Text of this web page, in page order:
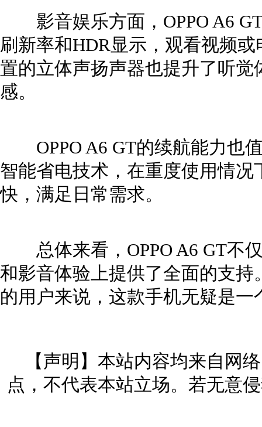
影音娱乐方面，OPPO A6
刷新率和HDR显示，观看视频
置的立体声扬声器也提升了听
感。
OPPO A6 GT的续航能力也
智能省电技术，在重度使用情
快，满足日常需求。
总体来看，OPPO A6 GT不
和影音体验上提供了全面的支
的用户来说，这款手机无疑是一
【声明】本站内容均来自网
点，不代表本站立场。若无意